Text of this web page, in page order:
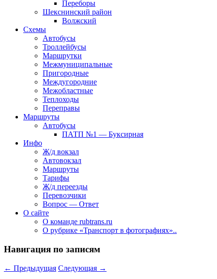
Переборы
Шекснинский район
Волжский
Схемы
Автобусы
Троллейбусы
Маршрутки
Межмуниципальные
Пригородные
Междугородние
Межобластные
Теплоходы
Переправы
Маршруты
Автобусы
ПАТП №1 — Буксирная
Инфо
Ж/д вокзал
Автовокзал
Маршруты
Тарифы
Ж/д переезды
Перевозчики
Вопрос — Ответ
О сайте
О команде rubtrans.ru
О рубрике «Транспорт в фотографиях»..
Навигация по записям
← Предыдущая Следующая →